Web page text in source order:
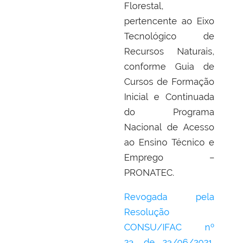
Florestal,
pertencente ao Eixo
Tecnológico de
Recursos Naturais,
conforme Guia de
Cursos de Formação
Inicial e Continuada
do Programa
Nacional de Acesso
ao Ensino Técnico e
Emprego –
PRONATEC.
Revogada pela
Resolução
CONSU/IFAC nº